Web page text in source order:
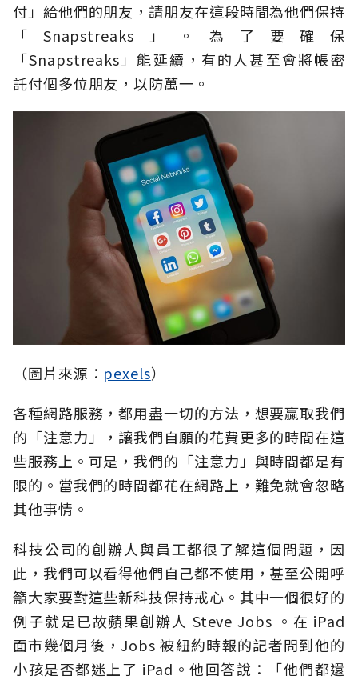
付」給他們的朋友，請朋友在這段時間為他們保持
「Snapstreaks」。為了要確保
「Snapstreaks」能延續，有的人甚至會將帳密
託付個多位朋友，以防萬一。
（圖片來源： pexels）
各種網路服務，都用盡一切的方法，想要贏取我們
的「注意力」，讓我們自願的花費更多的時間在這
些服務上。可是，我們的「注意力」與時間都是有
限的。當我們的時間都花在網路上，難免就會忽略
其他事情。
科技公司的創辦人與員工都很了解這個問題，因
此，我們可以看得他們自己都不使用，甚至公開呼
籲大家要對這些新科技保持戒心。其中一個很好的
例子就是已故蘋果創辦人 Steve Jobs 。在 iPad
面市幾個月後，Jobs 被紐約時報的記者問到他的
小孩是否都迷上了 iPad。他回答說：「他們都還